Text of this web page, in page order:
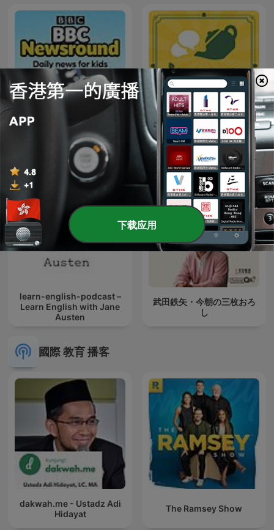
BBC Newsround 寧夏璐66號茶坊
learn-english-podcast –
Learn English with Jane
Austen
武田鉄矢・今朝の三枚おろ
し
國際 教育 播客
dakwah.me - Ustadz Adi
Hidayat
The Ramsey Show
下载应用